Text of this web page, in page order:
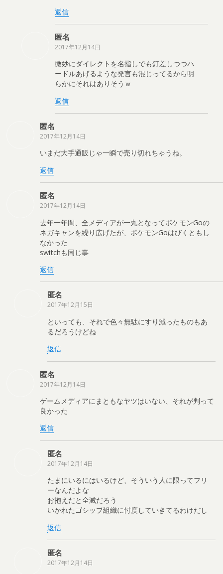
返信
匿名
2017年12月14日
微妙にダイレクトを名指しでも釘差しつつハ
ードルあげるような発言も混じってるから明
らかにそれはありそうｗ
返信
匿名
2017年12月14日
いまだ大手通販じゃ一瞬で売り切れちゃうね。
返信
匿名
2017年12月14日
去年一年間、全メディアが一丸となってポケモンGoの
ネガキャンを繰り広げたが、ポケモンGoはびくともし
なかった
switchも同じ事
返信
匿名
2017年12月15日
といっても、それで色々無駄にすり減ったものもあ
るだろうけどね
返信
匿名
2017年12月14日
ゲームメディアにまともなヤツはいない、それが判って
良かった
返信
匿名
2017年12月14日
たまにいるにはいるけど、そういう人に限ってフリ
ーなんだよな
お抱えだと全滅だろう
いかれたゴシップ組織に忖度していきてるわけだし
返信
匿名
2017年12月14日